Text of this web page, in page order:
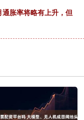
胀率将略有上升，但